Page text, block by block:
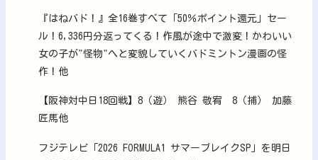
『はねバド！』全16巻すべて「50％ポイント還元」セー
ル！6,336円分返ってくる！作風が途中で激変！かわいい
女の子が"怪物"へと変貌していくバドミントン漫画の怪
作！他
【阪神対中日18回戦】8（遊） 熊谷 敬宥 8（捕） 加藤
匠馬他
フジテレビ「2026 FORMULA1 サマーブレイクSP」を明日